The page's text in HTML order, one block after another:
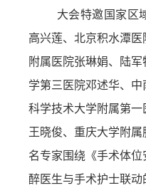
大会特邀国家区
高兴莲、北京积水潭
附属医院张琳娟、陆
学第三医院邓述华、
科学技术大学附属第
王晓俊、重庆大学附
名专家围绕《手术体
醉医生与手术护士联